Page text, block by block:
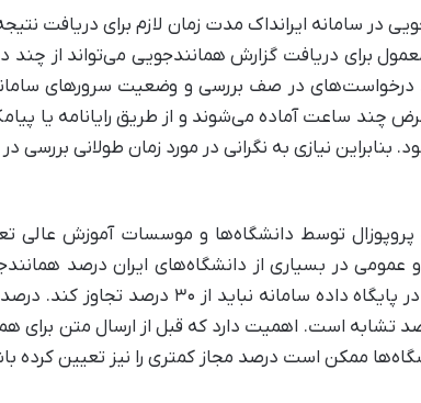
در سامانه ایرانداک مدت زمان لازم برای دریافت
در صف بررسی و وضعیت سرورهای سامانه
چند ساعت آماده می‌شوند و از طریق رایانامه یا
نیازی به نگرانی در مورد زمان طولانی
و پروپوزال توسط دانشگاه‌ها و موسسات آموزش
میزان تشابه متن ارسالی شما با منابع موجود
است. اهمیت دارد که قبل از ارسال متن برای
ممکن است درصد مجاز کمتری را نیز تعیین کرده